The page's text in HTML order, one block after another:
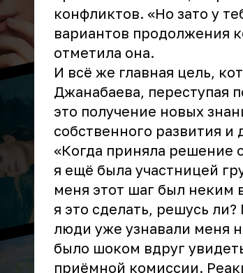
конфликтов. «Но зато у
вариантов продолжения
отметила она.
И всё же главная цель,
Джанабаева, переступая
это получение новых
собственного развития и
«Когда приняла решение
я ещё была участницей
меня этот шаг был неким
я это сделать, решусь
люди уже узнавали меня
было шоком вдруг
приёмной комиссии.